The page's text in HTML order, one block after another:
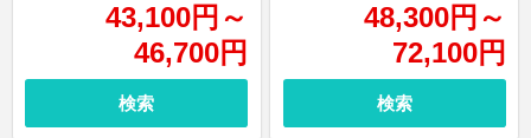
43,100円 ～
46,700円
検索
48,300円 ～
72,100円
検索